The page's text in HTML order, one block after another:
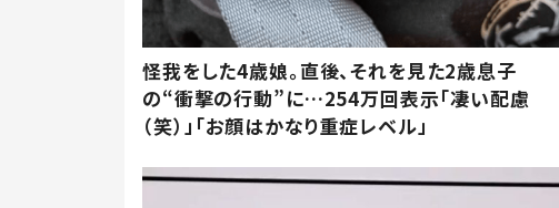
怪我をした4歳娘。直後、それを見た2歳息子
の“衝撃の行動”に…254万回表示「凄い配慮
（笑）」「お顔はかなり重症レベル」